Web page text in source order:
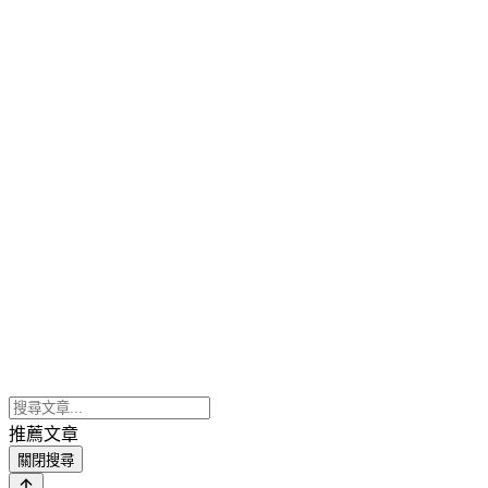
推薦文章
關閉搜尋